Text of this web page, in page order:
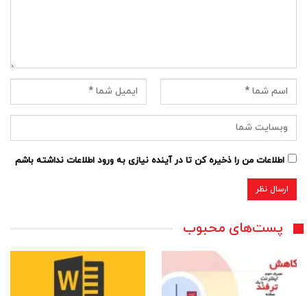
اطلاعات من را ذخیره کن تا در آینده نیازی به ورود اطلاعات نداشته باشم
پست‌های محبوب